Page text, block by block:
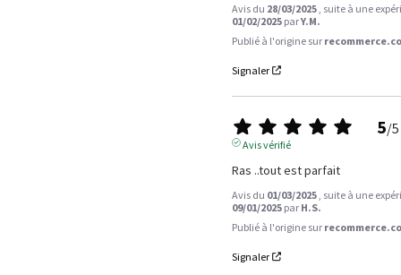
Avis du 28/03/2025 , suite à une
01/02/2025 parY.M.
Publié à l'origine sur
Signaler
5/5
Avis vérifié
Ras ..tout est parfait
Avis du 01/03/2025 , suite à une
09/01/2025 par H.S.
Publié à l'origine sur
Signaler